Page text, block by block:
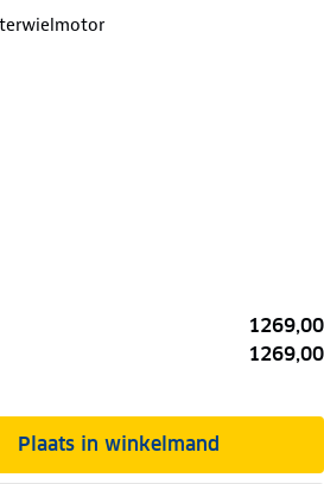
1269,00
1269,00
Plaats in winkelmand